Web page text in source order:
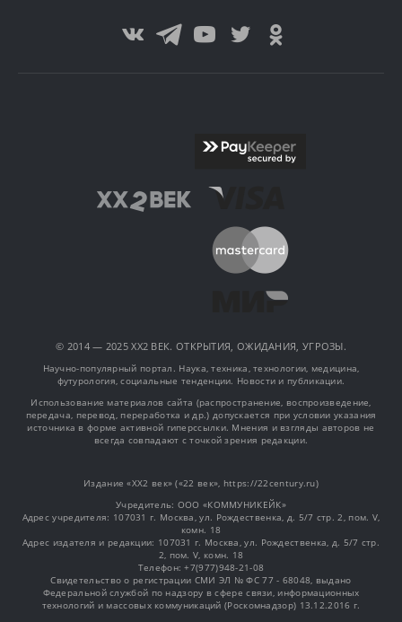
© 2014 — 2025 XX2 ВЕК. ОТКРЫТИЯ, ОЖИДАНИЯ, УГРОЗЫ.
Научно-популярный портал. Наука, техника, технологии, медицина,
футурология, социальные тенденции. Новости и публикации.
Использование материалов сайта (распространение, воспроизведение,
передача, перевод, переработка и др.) допускается при условии указания
источника в форме активной гиперссылки. Мнения и взгляды авторов не
всегда совпадают с точкой зрения редакции.
Издание «XX2 век» («22 век», https://22century.ru)
Учредитель: OOO «КОММУНИКЕЙК»
Адрес учредителя: 107031 г. Москва, ул. Рождественка, д. 5/7 стр. 2, пом. V,
комн. 18
Адрес издателя и редакции: 107031 г. Москва, ул. Рождественка, д. 5/7 стр.
2, пом. V, комн. 18
Телефон: +7(977)948-21-08
Свидетельство о регистрации СМИ ЭЛ № ФС 77 - 68048, выдано
Федеральной службой по надзору в сфере связи, информационных
технологий и массовых коммуникаций (Роскомнадзор) 13.12.2016 г.